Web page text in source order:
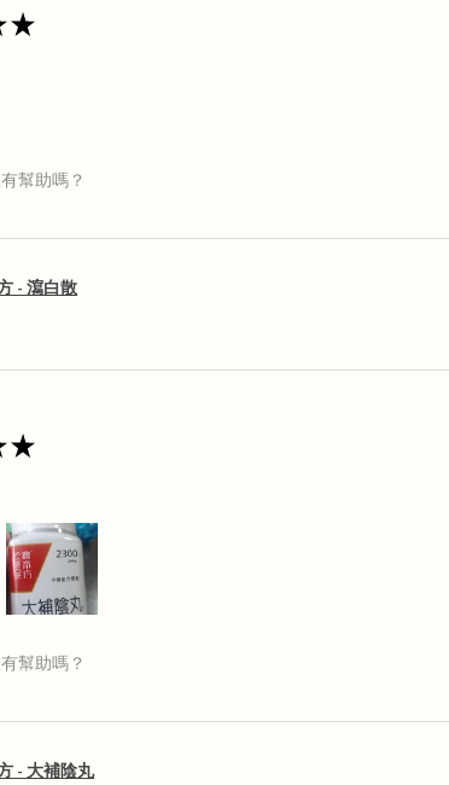
★
幫助嗎？
- 瀉白散
★
幫助嗎？
- 大補陰丸